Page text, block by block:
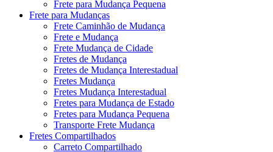
Frete para Mudança Pequena
Frete para Mudanças
Frete Caminhão de Mudança
Frete e Mudança
Frete Mudança de Cidade
Fretes de Mudança
Fretes de Mudança Interestadual
Fretes Mudança
Fretes Mudança Interestadual
Fretes para Mudança de Estado
Fretes para Mudança Pequena
Transporte Frete Mudança
Fretes Compartilhados
Carreto Compartilhado